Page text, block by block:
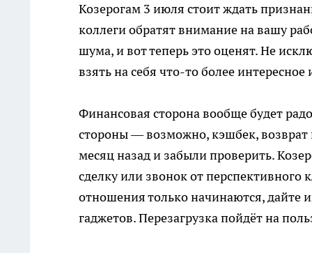
Козерогам 3 июля стоит ждать
коллеги обратят внимание на вашу
шума, и вот теперь это оценят. Не
взять на себя что-то более
Финансовая сторона вообще будет
стороны — возможно, кэшбек,
месяц назад и забыли проверить.
сделку или звонок от перспективного
отношения только начинаются, дайте
гаджетов. Перезагрузка пойдёт на